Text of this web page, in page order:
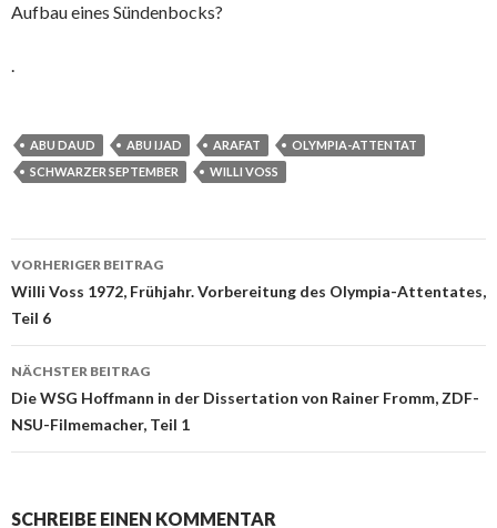
Aufbau eines Sündenbocks?
.
ABU DAUD ABU IJAD ARAFAT
OLYMPIA-ATTENTAT
SCHWARZER SEPTEMBER
WILLI VOSS
Beitrags-
Navigation
VORHERIGER BEITRAG
Willi Voss 1972, Frühjahr. Vorbereitung des Olympia-Attentates,
Teil 6
NÄCHSTER BEITRAG
Die WSG Hoffmann in der Dissertation von Rainer Fromm, ZDF-
NSU-Filmemacher, Teil 1
SCHREIBE EINEN KOMMENTAR